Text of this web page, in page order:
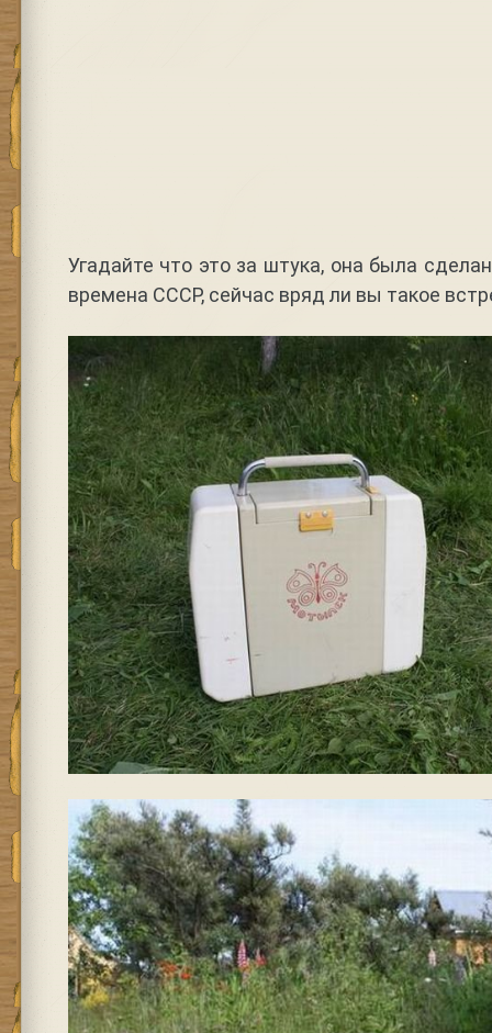
Угадайте что это за штука, она была
времена СССР, сейчас вряд ли вы такое